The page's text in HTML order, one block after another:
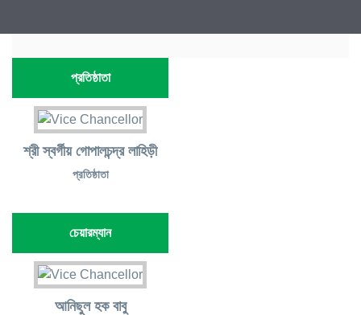
প্রতিষ্ঠাতা
শ্রী স্বর্গীয় গোপালচন্দ্র লাহিড়ী
প্রতিষ্ঠাতা
চেয়ারম্যান
আনিছুল হক বাবু